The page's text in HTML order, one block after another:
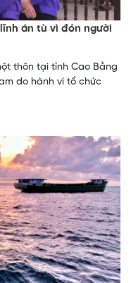
án tù vì đón người
thôn tại tỉnh Cao Bằng
do hành vi tổ chức